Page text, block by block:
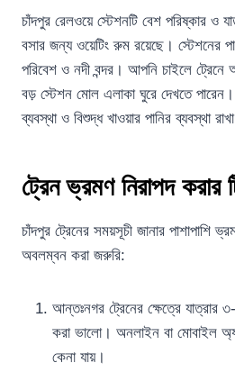
চাঁদপুর রেলওয়ে স্টেশনটি বেশ পরিষ্কার ও
বসার জন্য ওয়েটিং রুম রয়েছে। স্টেশনের
পরিবেশ ও নদী বন্দর। আপনি চাইলে
বড় স্টেশন মোল এলাকা ঘুরে দেখতে পারেন।
ব্যবস্থা ও বিশুদ্ধ খাওয়ার পানির ব্যবস্থা
ট্রেন ভ্রমণ নিরাপদ করার
চাঁদপুর ট্রেনের সময়সূচী জানার পাশাপাশি
অবলম্বন করা জরুরি:
আন্তঃনগর ট্রেনের ক্ষেত্রে যাত্রার
করা ভালো। অনলাইন বা মোবাইল
কেনা যায়।